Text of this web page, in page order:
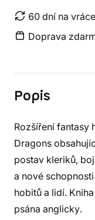
60 dní na
Doprava
Popis
Rozšíření fantasy
Dragons
postav kleriků,
a nové
hobitů a lidí.
psána anglicky.